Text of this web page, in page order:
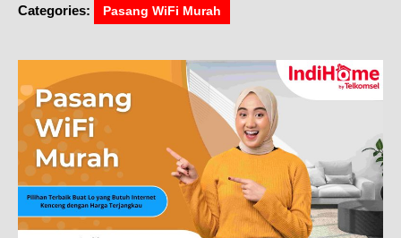
Categories: Pasang WiFi Murah